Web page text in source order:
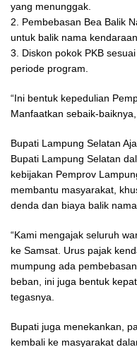
yang menunggak.
2. Pembebasan Bea Balik
untuk balik nama
3. Diskon pokok PKB
periode program.
“Ini bentuk kepedulian
Manfaatkan sebaik-
Bupati Lampung Selatan
Bupati Lampung Selatan
kebijakan Pemprov
membantu masyarakat,
denda dan biaya balik nama.
“Kami mengajak seluruh
ke Samsat. Urus pajak
mumpung ada
beban, ini juga bentuk
tegasnya.
Bupati juga menekankan,
kembali ke masyarakat